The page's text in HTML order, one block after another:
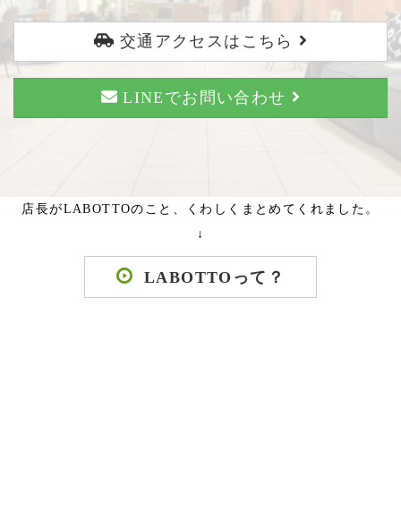
交通アクセスはこちら
LINEでお問い合わせ
店長がLABOTTOのこと、くわしくまとめてくれました。
↓
LABOTTOって？